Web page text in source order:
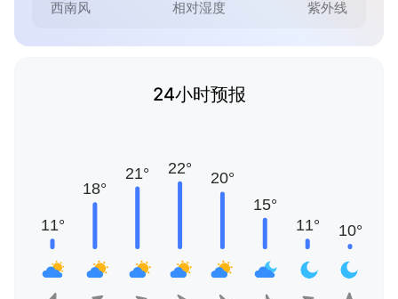
西南风 相对湿度 紫外线
24小时预报